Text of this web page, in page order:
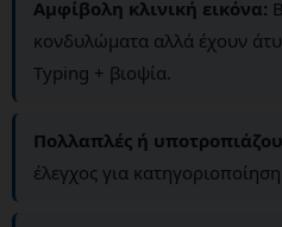
Αμφίβολη κλινική εικόνα:
κονδυλώματα αλλά έχουν
Typing + βιοψία.
Πολλαπλές ή
έλεγχος για